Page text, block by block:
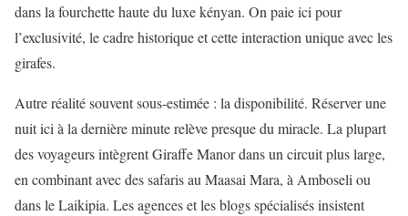
dans la fourchette haute du luxe kényan. On paie ici pour
l’exclusivité, le cadre historique et cette interaction unique avec les
girafes.
Autre réalité souvent sous-estimée : la disponibilité. Réserver une
nuit ici à la dernière minute relève presque du miracle. La plupart
des voyageurs intègrent Giraffe Manor dans un circuit plus large,
en combinant avec des safaris au Maasai Mara, à Amboseli ou
dans le Laikipia. Les agences et les blogs spécialisés insistent